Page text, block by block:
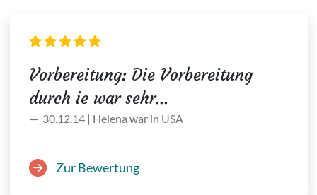
Vorbereitung: Die Vorbereitung
durch ie war sehr...
30.12.14 | Helena war in USA
Zur Bewertung